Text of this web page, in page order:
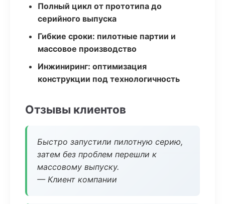
Полный цикл от прототипа до
серийного выпуска
Гибкие сроки: пилотные партии и
массовое производство
Инжиниринг: оптимизация
конструкции под технологичность
Отзывы клиентов
Быстро запустили пилотную серию,
затем без проблем перешли к
массовому выпуску.
— Клиент компании